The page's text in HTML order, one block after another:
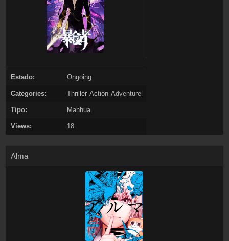
Estado: Ongoing
Categories: Thriller Action Adventure
Tipo: Manhua
Views: 18
Alma